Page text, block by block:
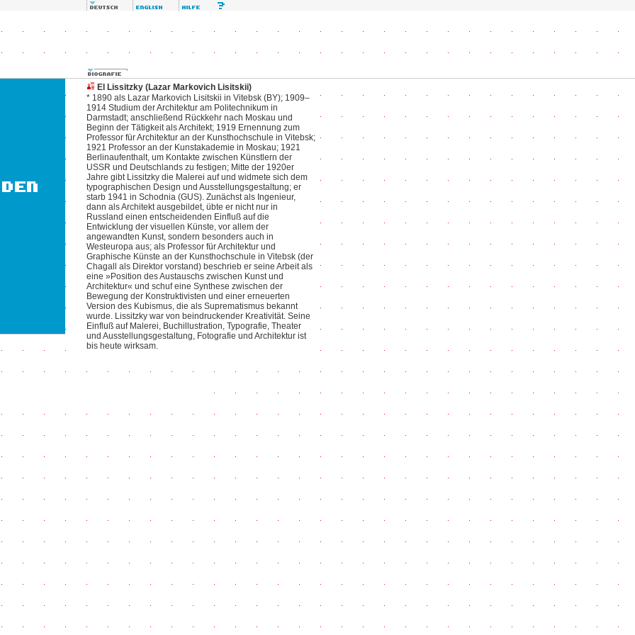
El Lissitzky (Lazar Markovich Lisitskii)
* 1890 als Lazar Markovich Lisitskii in Vitebsk (BY); 1909–
1914 Studium der Architektur am Politechnikum in
Darmstadt; anschließend Rückkehr nach Moskau und
Beginn der Tätigkeit als Architekt; 1919 Ernennung zum
Professor für Architektur an der Kunsthochschule in Vitebsk;
1921 Professor an der Kunstakademie in Moskau; 1921
Berlinaufenthalt, um Kontakte zwischen Künstlern der
USSR und Deutschlands zu festigen; Mitte der 1920er
Jahre gibt Lissitzky die Malerei auf und widmete sich dem
typographischen Design und Ausstellungsgestaltung; er
starb 1941 in Schodnia (GUS). Zunächst als Ingenieur,
dann als Architekt ausgebildet, übte er nicht nur in
Russland einen entscheidenden Einfluß auf die
Entwicklung der visuellen Künste, vor allem der
angewandten Kunst, sondern besonders auch in
Westeuropa aus; als Professor für Architektur und
Graphische Künste an der Kunsthochschule in Vitebsk (der
Chagall als Direktor vorstand) beschrieb er seine Arbeit als
eine »Position des Austauschs zwischen Kunst und
Architektur« und schuf eine Synthese zwischen der
Bewegung der Konstruktivisten und einer erneuerten
Version des Kubismus, die als Suprematismus bekannt
wurde. Lissitzky war von beindruckender Kreativität. Seine
Einfluß auf Malerei, Buchillustration, Typografie, Theater
und Ausstellungsgestaltung, Fotografie und Architektur ist
bis heute wirksam.